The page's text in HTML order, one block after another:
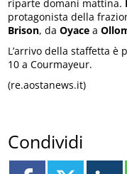
riparte domani mattina.
protagonista della
Brison, daOyace a
L’arrivo della staffetta è
10 a Courmayeur.
(re.aostanews.it)
Condividi